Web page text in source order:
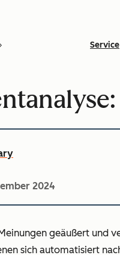
Service
2024
geäußert und
sich automatisiert